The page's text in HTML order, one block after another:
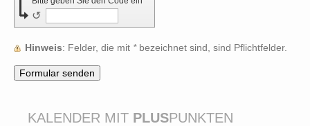
↺
Hinweis : Felder, die mit *bezeichnet sind, sind Pflichtfelder.
KALENDER MIT PLUSPUNKTEN